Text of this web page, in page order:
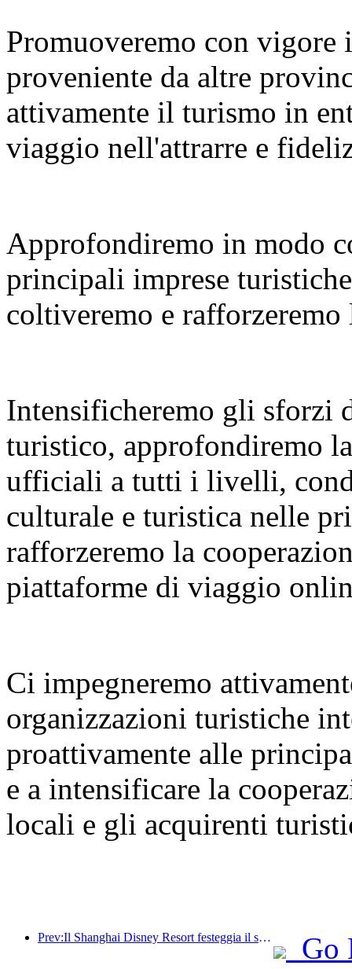
Promuoveremo con
proveniente da altre
attivamente il turismo in
viaggio nell'attrarre e
Approfondiremo in modo
principali imprese
coltiveremo e
Intensificheremo gli sforzi
turistico, approfondiremo
ufficiali a tutti i livelli,
culturale e turistica nelle
rafforzeremo la
piattaforme di viaggio
Ci impegneremo
organizzazioni turistiche
proattivamente alle
e a intensificare la
locali e gli acquirenti
Prev:Il Shanghai Disney Resort festeggia il suo decimo anniversario, avendo accolto finora oltre 100 milioni di visitatori.
Go